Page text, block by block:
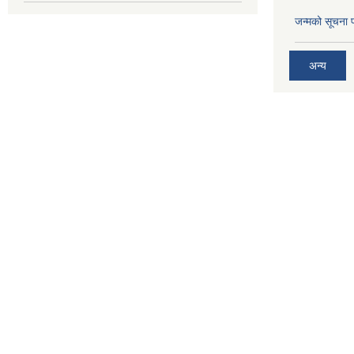
जन्मको सूचना
अन्य